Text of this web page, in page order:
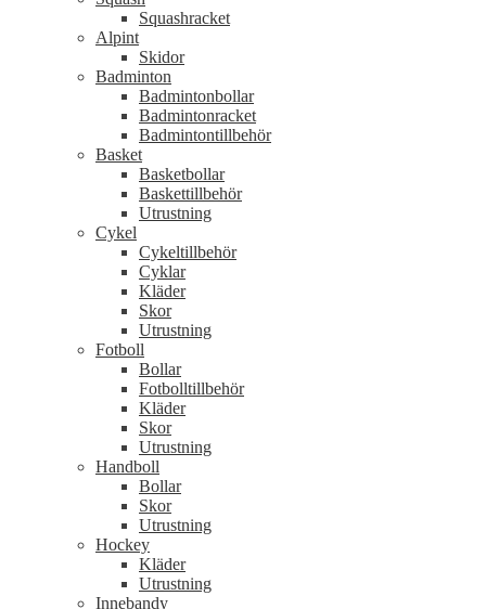
Squashracket
Alpint
Skidor
Badminton
Badmintonbollar
Badmintonracket
Badmintontillbehör
Basket
Basketbollar
Baskettillbehör
Utrustning
Cykel
Cykeltillbehör
Cyklar
Kläder
Skor
Utrustning
Fotboll
Bollar
Fotbolltillbehör
Kläder
Skor
Utrustning
Handboll
Bollar
Skor
Utrustning
Hockey
Kläder
Utrustning
Innebandy